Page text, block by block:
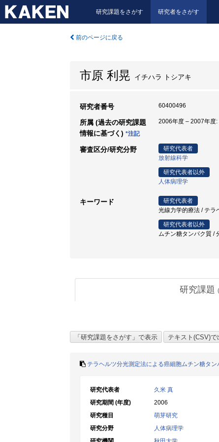
研究課題をさがす 研究者をさがす
前のページに戻る
市原 利晃 イチハラ トシアキ
研究者番号 60400496
所属 (過去の研究課題
情報に基づく) *注記
2006年度 – 2007年度:
審査区分/研究分野
研究代表者
放射線科学
研究代表者以外
人体病理学
キーワード
研究代表者
光線力学的療法 / テラ
研究代表者以外
ムチン糖タンパク質 /
研究課題 (
テラヘルツ分光測定法による癌細胞ムチン糖タ
研究代表者
久米 真
研究期間 (年度)
2006
研究種目
萌芽研究
研究分野
人体病理学